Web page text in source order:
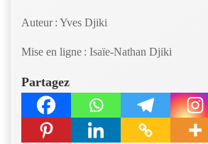
Auteur : Yves Djiki
Mise en ligne : Isaïe-Nathan Djiki
Partagez